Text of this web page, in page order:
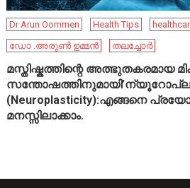
Dr Arun Oommen Health Tips
ഡോ .അരുൺ ഉമ്മൻ
തലച്ചോർ
മസ്തിഷ്കത്തിന്റെ അത്ഭുതകരമായ
(Neuroplasticity):എങ്ങനെ
മനസ്സിലാക്കാം.